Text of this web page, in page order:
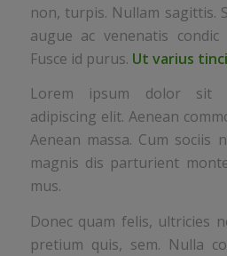
non, turpis. Nullam sagittis.
augue ac venenatis condic
Fusce id purus. Ut varius
Lorem ipsum dolor sit
adipiscing elit. Aenean
Aenean massa. Cum sociis
magnis dis parturient
mus.
Donec quam felis, ultricies
pretium quis, sem. Nulla